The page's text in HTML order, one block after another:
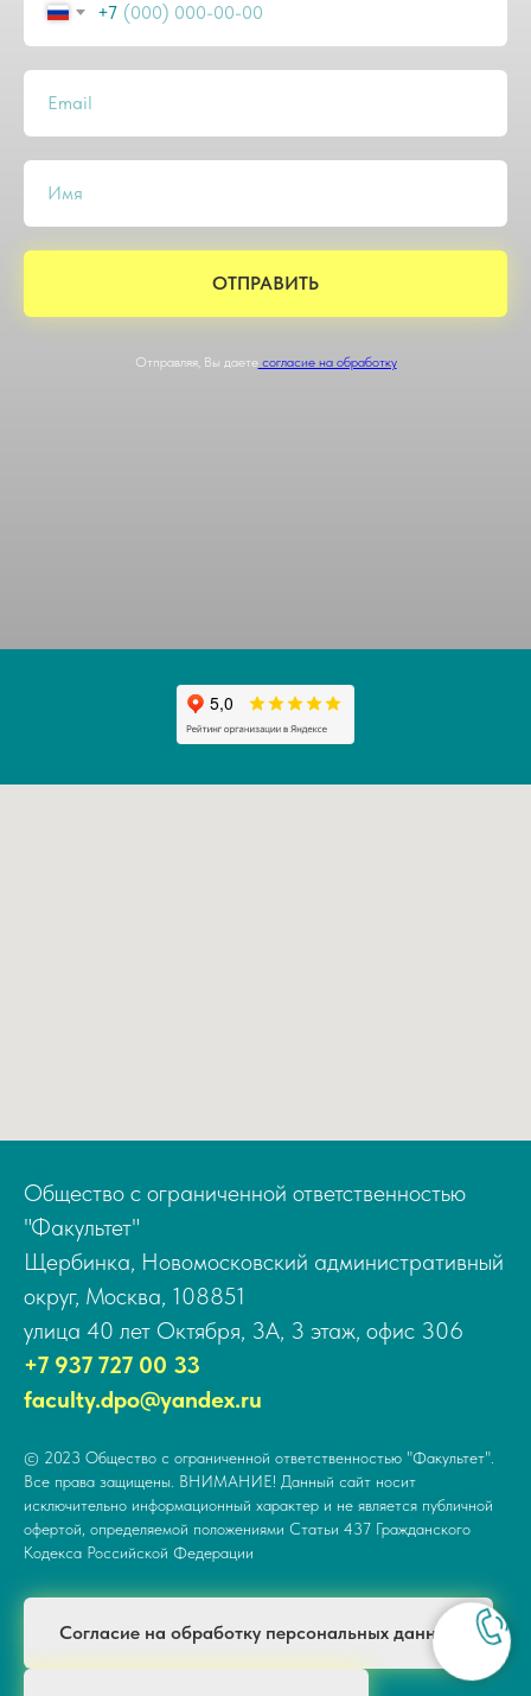
+7
Email
Имя
ОТПРАВИТЬ
Отправляя, Вы даетесогласие на обработку
Общество с ограниченной ответственностью
"Факультет"
Щербинка, Новомосковский административный
округ, Москва, 108851
улица 40 лет Октября, 3А, 3 этаж, офис 306
+7 937 727 00 33
faculty.dpo@yandex.ru
© 2023 Общество с ограниченной ответственностью "Факультет".
Все права защищены. ВНИМАНИЕ! Данный сайт носит
исключительно информационный характер и не является публичной
офертой, определяемой положениями Статьи 437 Гражданского
Кодекса Российской Федерации
Согласие на обработку персональных данных